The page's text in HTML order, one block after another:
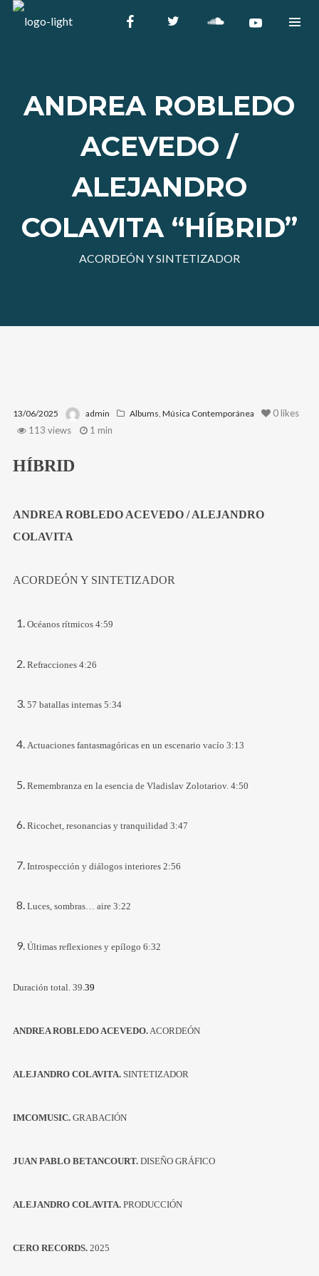
ANDREA ROBLEDO
ACEVEDO /
ALEJANDRO
COLAVITA “HÍBRID”
ACORDEÓN Y SINTETIZADOR
13/06/2025 admin Albums, Música Contemporánea 0 likes
113 views
1 min
HÍBRID
ANDREA ROBLEDO ACEVEDO / ALEJANDRO
COLAVITA
ACORDEÓN Y SINTETIZADOR
Océanos rítmicos 4:59
Refracciones 4:26
57 batallas internas 5:34
Actuaciones fantasmagóricas en un escenario vacío 3:13
Remembranza en la esencia de Vladislav Zolotariov. 4:50
Ricochet, resonancias y tranquilidad 3:47
Introspección y diálogos interiores 2:56
Luces, sombras… aire 3:22
Últimas reflexiones y epílogo 6:32
Duración total. 39. 39
ANDREA ROBLEDO ACEVEDO.ACORDEÓN
ALEJANDRO COLAVITA.SINTETIZADOR
IMCOMUSIC.GRABACIÓN
JUAN PABLO BETANCOURT.DISEÑO GRÁFICO
ALEJANDRO COLAVITA.PRODUCCIÓN
CERO RECORDS.2025